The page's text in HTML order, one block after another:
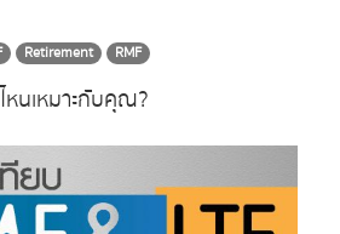
Retirement RMF
หนเหมาะกับคุณ?